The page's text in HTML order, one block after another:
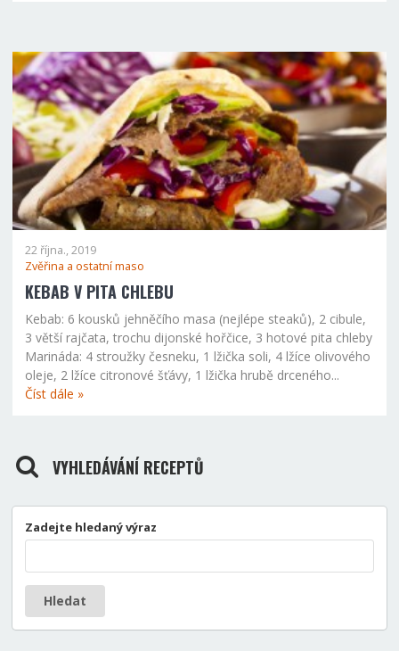
22 října., 2019
Zvěřina a ostatní maso
KEBAB V PITA CHLEBU
Kebab: 6 kousků jehněčího masa (nejlépe steaků), 2 cibule,
3 větší rajčata, trochu dijonské hořčice, 3 hotové pita chleby
Marináda: 4 stroužky česneku, 1 lžička soli, 4 lžíce olivového
oleje, 2 lžíce citronové šťávy, 1 lžička hrubě drceného...
Číst dále »
VYHLEDÁVÁNÍ RECEPTŮ
Zadejte hledaný výraz
Hledat